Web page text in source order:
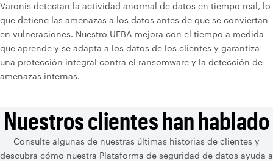
Varonis detectan la actividad anormal de datos en tiempo real, lo
que detiene las amenazas a los datos antes de que se conviertan
en vulneraciones. Nuestro UEBA mejora con el tiempo a medida
que aprende y se adapta a los datos de los clientes y garantiza
una protección integral contra el ransomware y la detección de
amenazas internas.
Nuestros clientes han hablado
Consulte algunas de nuestras últimas historias de clientes y
descubra cómo nuestra Plataforma de seguridad de datos ayuda a